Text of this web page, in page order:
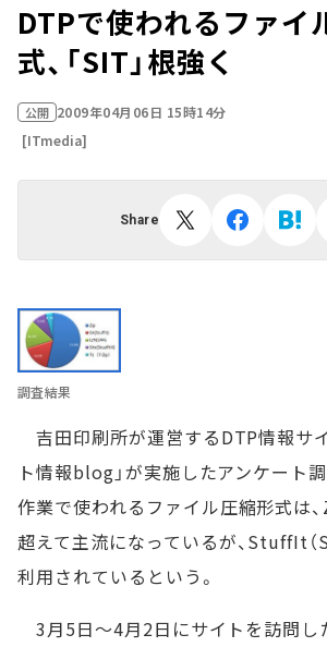
DTPで使われるファイ
式、「SIT」根強く
公開 2009年04月06日 15時14分
[ITmedia]
Share
調査結果
吉田印刷所が運営するDTP情報サ
ト情報blog」が実施したアンケート
作業で使われるファイル圧縮形式は
超えて主流になっているが、StuffIt（
利用されているという。
3月5日～4月2日にサイトを訪問し